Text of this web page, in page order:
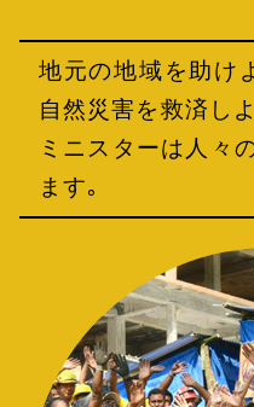
地元の地域を助け
自然災害を救済し
ミニスターは人々
ます｡